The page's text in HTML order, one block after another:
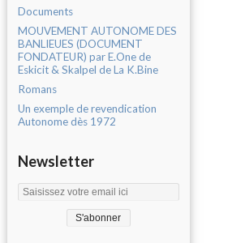
Documents
MOUVEMENT AUTONOME DES
BANLIEUES (DOCUMENT
FONDATEUR) par E.One de
Eskicit & Skalpel de La K.Bine
Romans
Un exemple de revendication
Autonome dès 1972
Newsletter